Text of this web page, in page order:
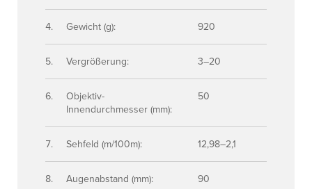
Gewicht (g): 920
Vergrößerung: 3–20
Objektiv-
Innendurchmesser (mm):
50
Sehfeld (m/100m): 12,98–2,1
Augenabstand (mm): 90